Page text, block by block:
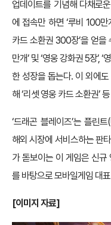
업데이트를 기념해 다채로
에 접속만 하면 ‘루비 100만
카드 소환권 300장’을 얻을
만개’ 및 ‘영웅 강화권 5장’,
한 성장을 돕는다. 이 외에
해 ‘리셋 영웅 카드 소환권’
‘드래곤 블레이즈’는 플린
해외 시장에 서비스하는 판
가 돋보이는 이 게임은 신
를 바탕으로 모바일게임 대
[이미지 자료]